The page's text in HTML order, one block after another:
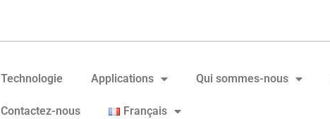
Technologie Applications Qui sommes-nous
Contactez-nous Français